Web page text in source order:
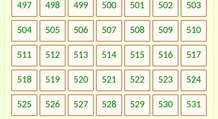
497 498 499 500 501 502 503
504 505 506 507 508 509 510
511 512 513 514 515 516 517
518 519 520 521 522 523 524
525 526 527 528 529 530 531